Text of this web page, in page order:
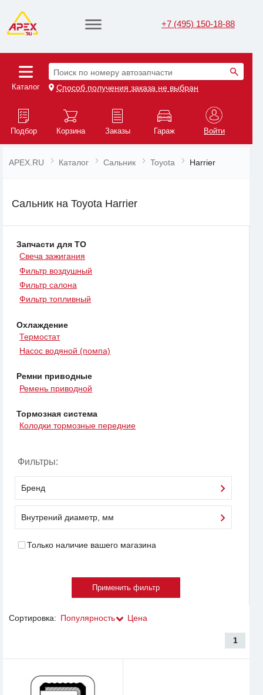
+7 (495) 150-18-88
Каталог
Поиск по номеру автозапчасти
Способ получения заказа не выбран
Подбор Корзина Заказы Гараж Войти
APEX.RU Каталог Сальник Toyota Harrier
Сальник на Toyota Harrier
Запчасти для ТО
Свеча зажигания
Фильтр воздушный
Фильтр салона
Фильтр топливный
Охлаждение
Термостат
Насос водяной (помпа)
Ремни приводные
Ремень приводной
Тормозная система
Колодки тормозные передние
Фильтры:
Бренд
Внутрений диаметр, мм
Только наличие вашего магазина
Сортировка: Популярность Цена
1